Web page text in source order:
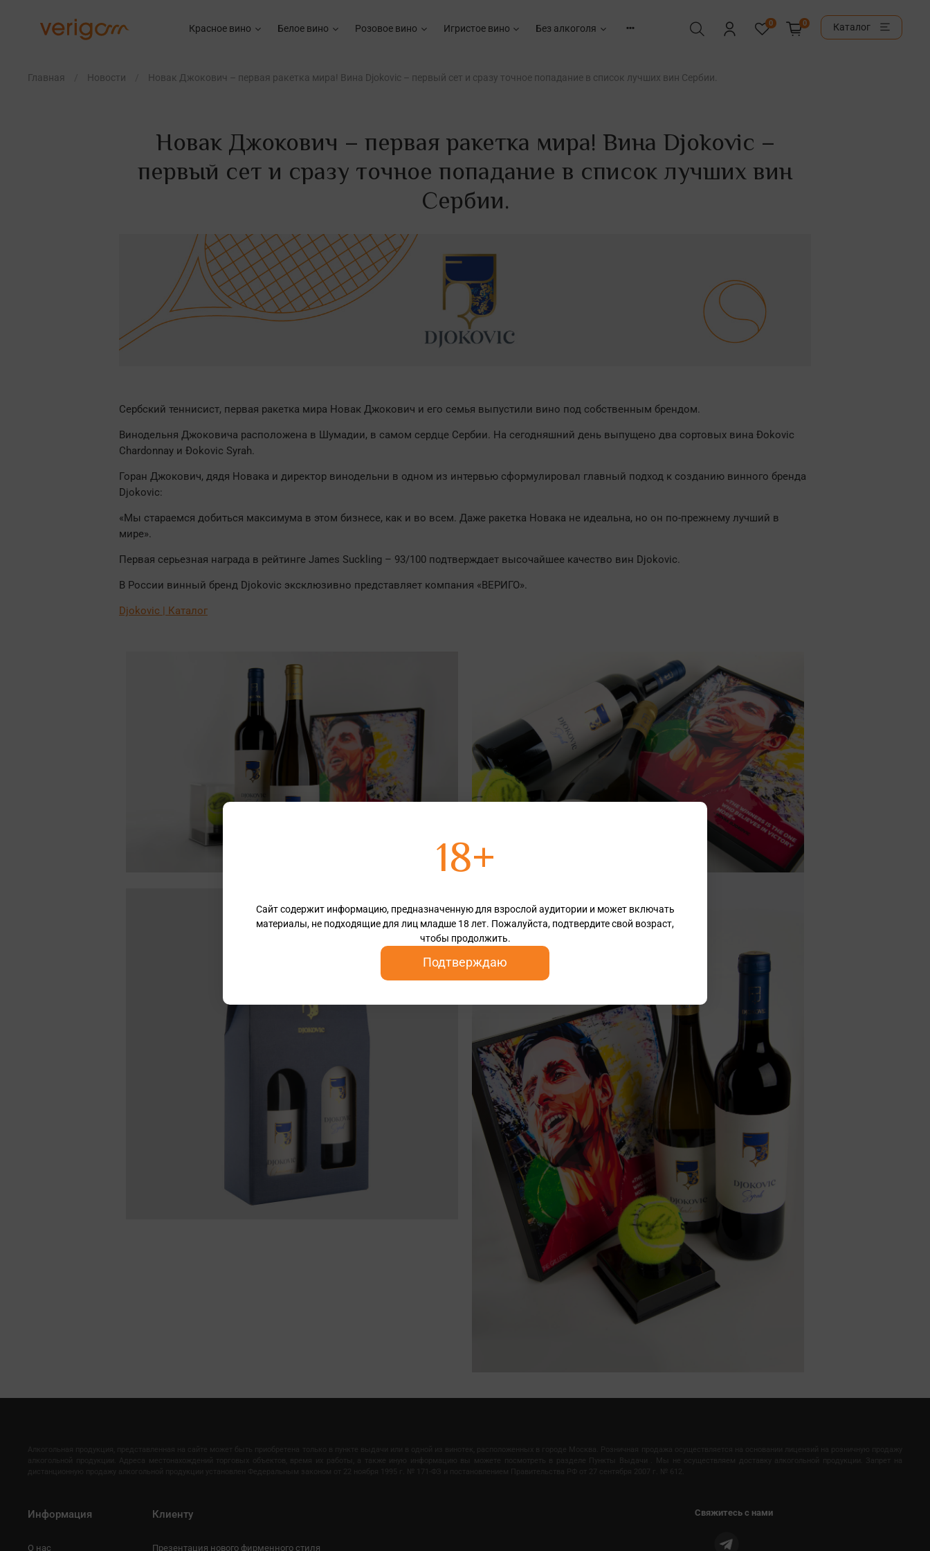
0 0 Каталог
Красное вино Белое вино Розовое вино Игристое вино Без алкоголя
Главная Новости Новак Джокович – первая ракетка мира! Вина Djokovic – первый сет и сразу точное попадание в список лучших вин Сербии.
Новак Джокович – первая ракетка мира! Вина Djokovic –
первый сет и сразу точное попадание в список лучших вин
Сербии.
Сербский теннисист, первая ракетка мира Новак Джокович и его семья выпустили вино под собственным брендом.
Винодельня Джоковича расположена в Шумадии, в самом сердце Сербии. На сегодняшний день выпущено два сортовых вина Đokoviс
Chardonnay и Đokoviс Syrah.
Горан Джокович, дядя Новака и директор винодельни в одном из интервью сформулировал главный подход к созданию винного бренда
Djokovic:
«Мы стараемся добиться максимума в этом бизнесе, как и во всем. Даже ракетка Новака не идеальна, но он по-прежнему лучший в
мире».
Первая серьезная награда в рейтинге James Suckling – 93/100 подтверждает высочайшее качество вин Djokovic.
В России винный бренд Djokovic эксклюзивно представляет компания «ВЕРИГО».
Djokovic | Каталог
Информация
О нас
Клиенту
Презентация нового фирменного стиля
Свяжитесь с нами
18+
Сайт содержит информацию, предназначенную для взрослой аудитории и может включать
материалы, не подходящие для лиц младше 18 лет. Пожалуйста, подтвердите свой возраст,
чтобы продолжить.
Подтверждаю